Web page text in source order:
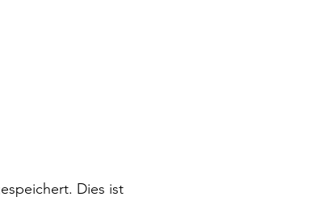
Dies ist